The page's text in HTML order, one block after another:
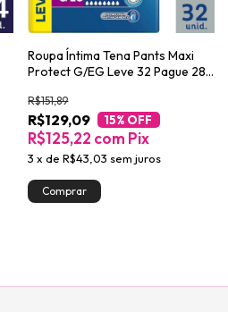
Roupa Íntima Tena Pants Maxi
Protect G/EG Leve 32 Pague 28
R$129,09
R$151,89
15% OFF
3 xdeR$43,03 sem juros
R$125,22 com Pix